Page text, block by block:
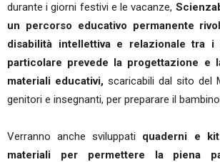
durante i giorni festivi e le vacanze,
un percorso educativo permanente
disabilità intellettiva e relazionale tra
particolare prevede la progettazione e
materiali educativi, scaricabili dal sito del
genitori e insegnanti, per preparare il
Verranno anche sviluppati quaderni e
materiali per permettere la piena